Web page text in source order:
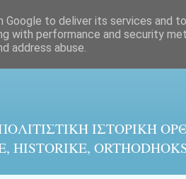
ΙΣΤΟΡΙΚΉ
HISTORIKE,
to deliver its services and
with performance and security
address abuse.